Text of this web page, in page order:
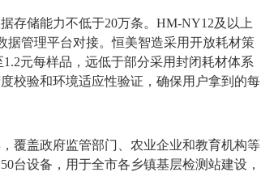
存储能力不低于20万条。 HM-NY12及以上
据管理平台对接。恒美智造采用开放耗材策
1.2元每样品，远低于部分采用封闭耗材体系
校验和环境适应性验证，确保用户拿到的每
覆盖政府监管部门、农业企业和教育机构等
50台设备，用于全市各乡镇基层检测站建设，